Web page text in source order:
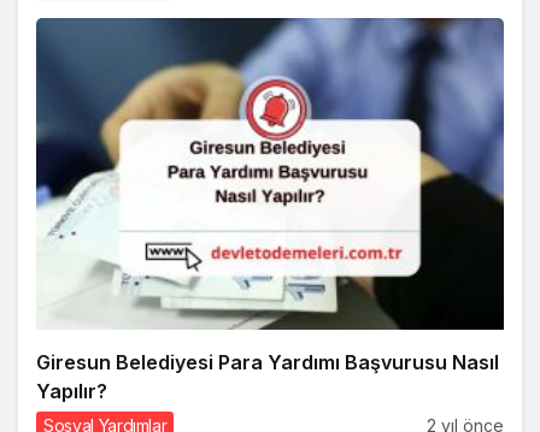
Giresun Belediyesi Para Yardımı Başvurusu Nasıl
Yapılır?
Sosyal Yardımlar 2 yıl önce